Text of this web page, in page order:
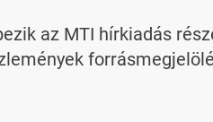
az MTI hírkiadás